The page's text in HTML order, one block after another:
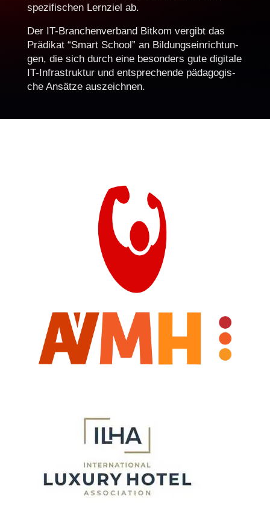
spez­i­fis­chen Lernziel ab.
Der IT-Branchen­ver­band Bitkom vergibt das
Prädikat “Smart School” an Bil­dung­sein­rich­tun­
gen, die sich durch eine beson­ders gute dig­i­tale
IT-Infra­struk­tur und entsprechende päd­a­gogis­
che Ansätze auszeichnen.